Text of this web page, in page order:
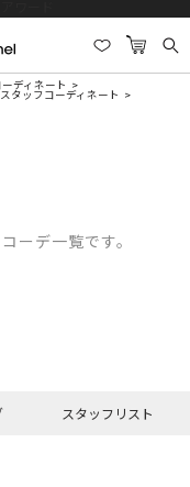
ディネート
タッフコーディネート
ーデ一覧です。
スタッフリスト